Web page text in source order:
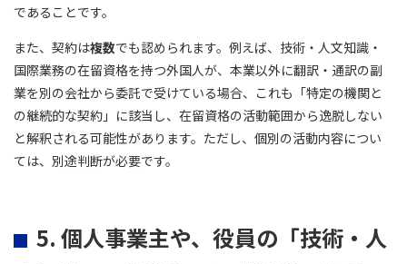
であることです。
また、契約は複数でも認められます。例えば、技術・人文知識・
国際業務の在留資格を持つ外国人が、本業以外に翻訳・通訳の副
業を別の会社から委託で受けている場合、これも「特定の機関と
の継続的な契約」に該当し、在留資格の活動範囲から逸脱しない
と解釈される可能性があります。ただし、個別の活動内容につい
ては、別途判断が必要です。
5. 個人事業主や、役員の「技術・人